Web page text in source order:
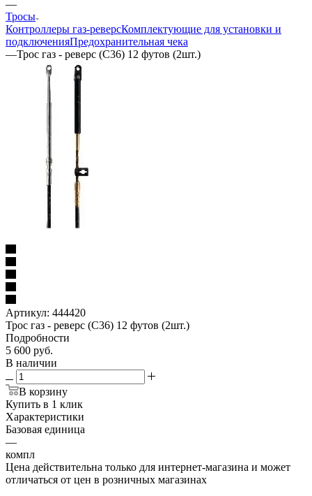
—
Тросы
Контроллеры газ-реверсКомплектующие для установки и
подключенияПредохранительная чека
—Трос газ - реверс (С36) 12 футов (2шт.)
Артикул: 444420
Трос газ - реверс (С36) 12 футов (2шт.)
Подробности
5 600 руб.
В наличии
В корзину
Купить в 1 клик
Характеристики
Базовая единица
—
компл
Цена действительна только для интернет-магазина и может
отличаться от цен в розничных магазинах